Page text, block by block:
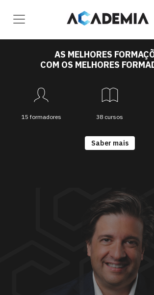
AS MELHORES
COM OS MELHORES
15 formadores 38 cursos
Saber mais